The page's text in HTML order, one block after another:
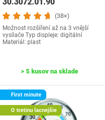
30.3072.01.90
(38×)
Možnost rozšíření až na 3 vnější
vysílače Typ displeje: digitální
Materiál: plast
> 5 kusov na sklade
First minute
O tretinu lacnejšie